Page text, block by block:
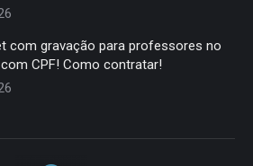
com gravação para professores no
CPF! Como contratar!